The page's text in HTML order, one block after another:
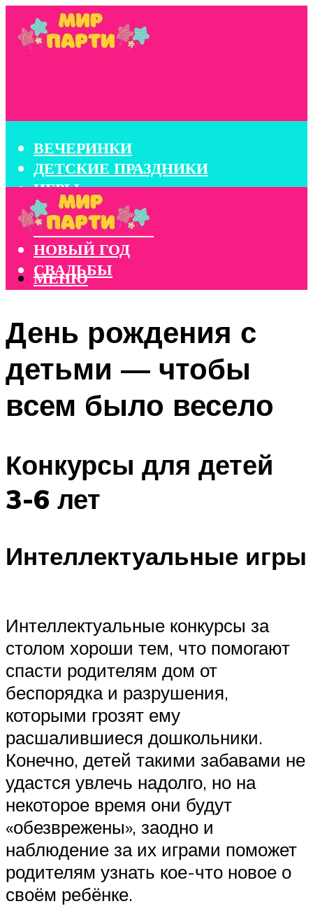
ВЕЧЕРИНКИ
ДЕТСКИЕ ПРАЗДНИКИ
ИГРЫ
КОНКУРСЫ
КОРПОРАТИВЫ
НОВЫЙ ГОД
СВАДЬБЫ
МЕНЮ
День рождения с
детьми — чтобы
всем было весело
Конкурсы для детей
3-6 лет
Интеллектуальные игры
Интеллектуальные конкурсы за
столом хороши тем, что помогают
спасти родителям дом от
беспорядка и разрушения,
которыми грозят ему
расшалившиеся дошкольники.
Конечно, детей такими забавами не
удастся увлечь надолго, но на
некоторое время они будут
«обезврежены», заодно и
наблюдение за их играми поможет
родителям узнать кое-что новое о
своём ребёнке.